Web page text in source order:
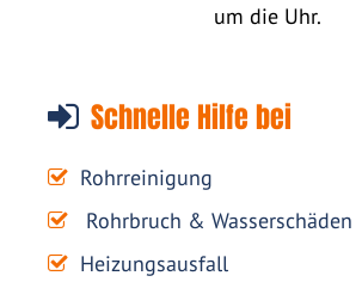
um die Uhr.
Schnelle Hilfe bei
Rohrreinigung
Rohrbruch & Wasserschäden
Heizungsausfall